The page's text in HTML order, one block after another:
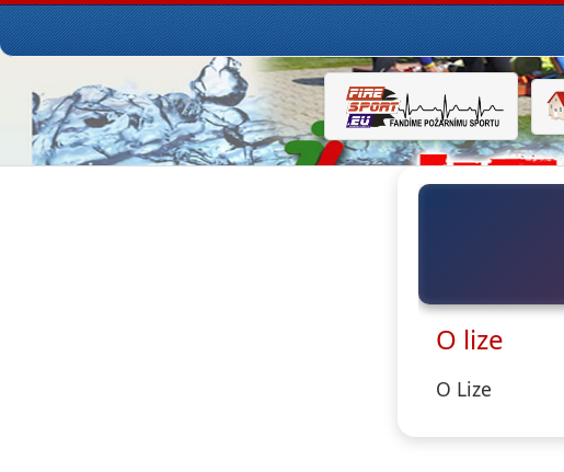
O lize
O Lize